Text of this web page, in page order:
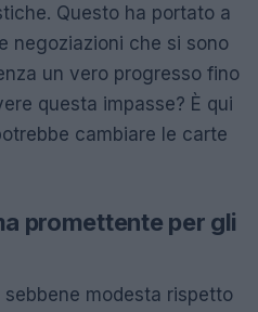
Questo ha portato a
negoziazioni che si sono
un vero progresso fino
questa impasse? È qui
cambiare le carte
promettente per gli
modesta rispetto